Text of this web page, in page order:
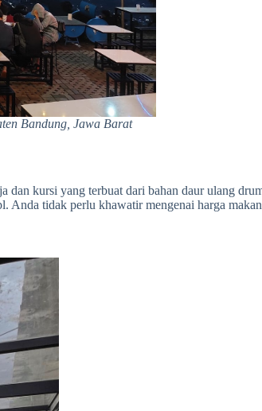
Bandung, Jawa Barat
kursi yang terbuat dari bahan daur ulang
Anda tidak perlu khawatir mengenai harga